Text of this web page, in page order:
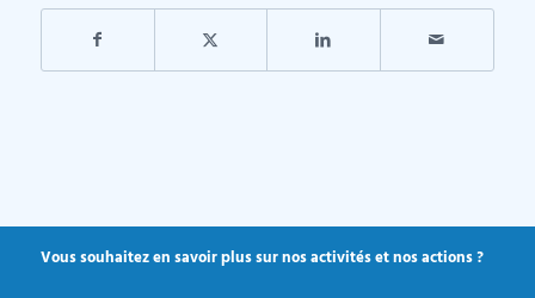
Vous souhaitez en savoir plus sur nos activités et nos actions ?